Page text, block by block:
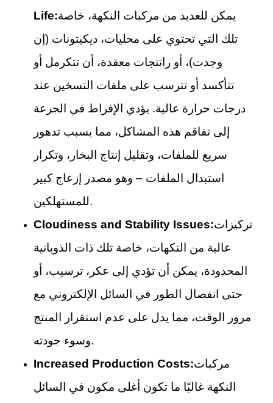
Life:يمكن للعديد من مركبات النكهة، خاصة
تلك التي تحتوي على محليات، ديكيتونات (إن
وجدت)، أو راتنجات معقدة، أن تتكرمل أو
تتأكسد أو تترسب على ملفات التسخين عند
درجات حرارة عالية. يؤدي الإفراط في الجرعة
إلى تفاقم هذه المشاكل، مما يسبب تدهور
سريع للملفات، وتقليل إنتاج البخار، وتكرار
استبدال الملفات – وهو مصدر إزعاج كبير
للمستهلكين.
Cloudiness and Stability Issues:تركيزات
عالية من النكهات، خاصة تلك ذات الذوبانية
المحدودة، يمكن أن تؤدي إلى عكر، ترسيب، أو
حتى انفصال الطور في السائل الإلكتروني مع
مرور الوقت، مما يدل على عدم استقرار المنتج
وسوء جودته.
Increased Production Costs:مركبات
النكهة غالبًا ما تكون أغلى مكون في السائل